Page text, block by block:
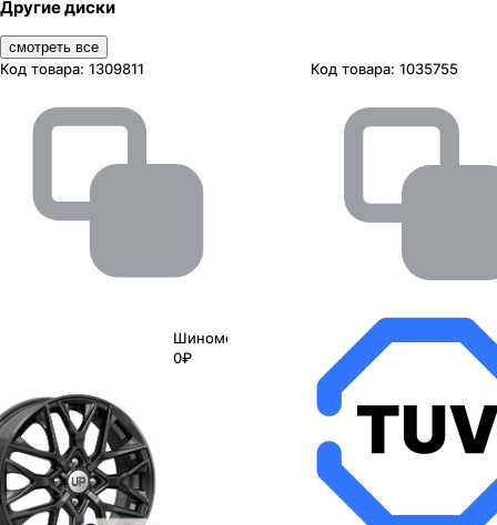
Другие диски
смотреть все
Код товара: 1309811
Шиномонтаж
0₽
Код товара: 1035755